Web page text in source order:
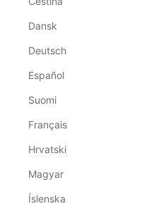
Dansk
Deutsch
Español
Suomi
Français
Hrvatski
Magyar
Íslenska